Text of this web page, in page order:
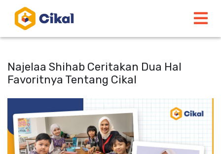
Najelaa Shihab Ceritakan Dua Hal
Favoritnya Tentang Cikal